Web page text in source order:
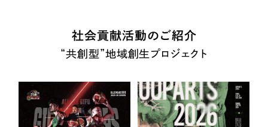
社会貢献活動のご紹介
“共創型”地域創生プロジェクト